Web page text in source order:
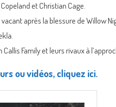
et Christian Cage.
après la blessure de Willow
Family et leurs rivaux à
ou vidéos, cliquez ici.